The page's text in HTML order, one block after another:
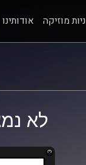
מוזיקה אודותינו
לא